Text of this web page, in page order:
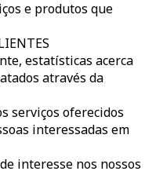
e produtos que
estatísticas acerca
através da
serviços oferecidos
interessadas em
interesse nos nossos